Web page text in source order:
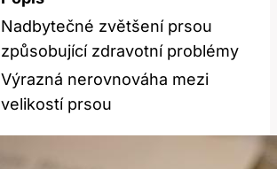
Nadbytečné zvětšení prsou
způsobující zdravotní problémy
Výrazná nerovnováha mezi
velikostí prsou